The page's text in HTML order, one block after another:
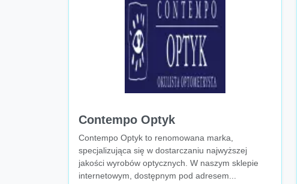
Contempo Optyk
Contempo Optyk to renomowana marka,
specjalizująca się w dostarczaniu najwyższej
jakości wyrobów optycznych. W naszym sklepie
internetowym, dostępnym pod adresem...